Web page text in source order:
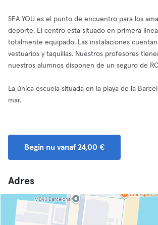
SEA YOU es el punto de encuentro para los
deporte. El centro esta situado en primera
totalmente equipado. Las instalaciones
vestuarios y taquillas. Nuestros profesores
nuestros alumnos disponen de un seguro de
La única escuela situada en la playa de la
mar.
Begin nu vanaf 24,00 €
Adres